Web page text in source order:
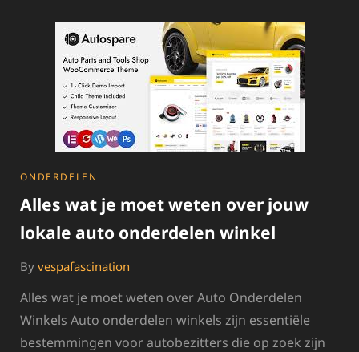
VAN
AUTO
ONDERDELEN
IN
GRONINGEN
CATEGORIES
ONDERDELEN
Alles wat je moet weten over jouw
lokale auto onderdelen winkel
By vespafascination
Alles wat je moet weten over Auto Onderdelen
Winkels Auto onderdelen winkels zijn essentiële
bestemmingen voor autobezitters die op zoek zijn